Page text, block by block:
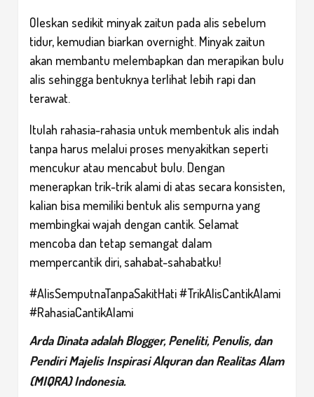
Oleskan sedikit minyak zaitun pada alis sebelum
tidur, kemudian biarkan overnight. Minyak zaitun
akan membantu melembapkan dan merapikan bulu
alis sehingga bentuknya terlihat lebih rapi dan
terawat.
Itulah rahasia-rahasia untuk membentuk alis indah
tanpa harus melalui proses menyakitkan seperti
mencukur atau mencabut bulu. Dengan
menerapkan trik-trik alami di atas secara konsisten,
kalian bisa memiliki bentuk alis sempurna yang
membingkai wajah dengan cantik. Selamat
mencoba dan tetap semangat dalam
mempercantik diri, sahabat-sahabatku!
#AlisSemputnaTanpaSakitHati #TrikAlisCantikAlami
#RahasiaCantikAlami
Arda Dinataadalah Blogger, Peneliti, Penulis, dan
Pendiri Majelis Inspirasi Alquran dan Realitas Alam
(MIQRA) Indonesia.